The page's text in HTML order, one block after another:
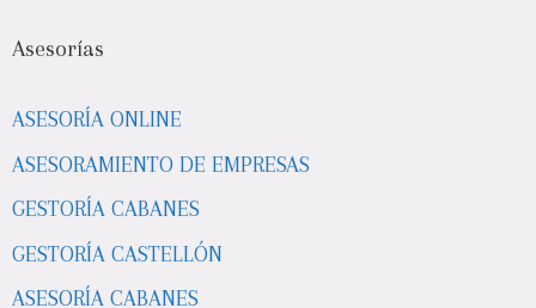
Asesorías
ASESORÍA ONLINE
ASESORAMIENTO DE EMPRESAS
GESTORÍA CABANES
GESTORÍA CASTELLÓN
ASESORÍA CABANES